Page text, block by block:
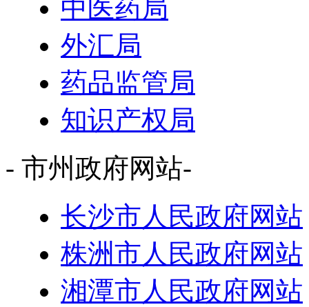
中医药局
外汇局
药品监管局
知识产权局
- 市州政府网站-
长沙市人民政府网站
株洲市人民政府网站
湘潭市人民政府网站